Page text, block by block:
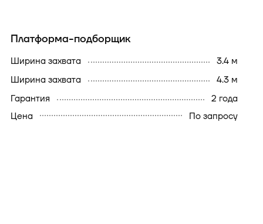
Платформа-подборщик
ширина захвата
3.4 м
ширина захвата
4.3 м
гарантия
2 года
Цена
По запросу